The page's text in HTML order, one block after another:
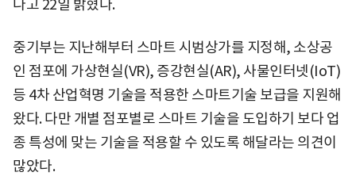
다고 22일 밝혔다.
중기부는 지난해부터 스마트 시범상가를 지정해, 소상공
인 점포에 가상현실(VR), 증강현실(AR), 사물인터넷(IoT)
등 4차 산업혁명 기술을 적용한 스마트기술 보급을 지원해
왔다. 다만 개별 점포별로 스마트 기술을 도입하기 보다 업
종 특성에 맞는 기술을 적용할 수 있도록 해달라는 의견이
많았다.